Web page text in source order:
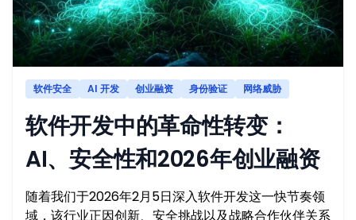
软件安全 AI 开发 创业融资 身份验证 网络威胁
软件开发中的革命性转变：
AI、安全性和2026年创业融资
随着我们于2026年2月5日深入软件开发这一快节奏领
域，该行业正因创新、安全挑战以及战略合作伙伴关系